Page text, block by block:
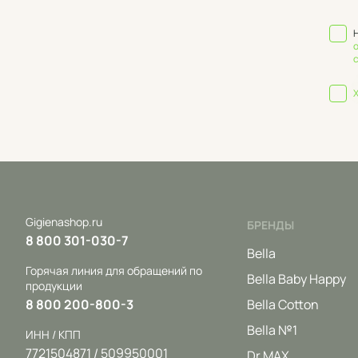
Gigienashop.ru
8 800 301-030-7
Горячая линия для обращений по
продукции
8 800 200-800-3
ИНН / КПП
7721504871 / 509950001
БРЕНДЫ
Bella
Bella Baby Happy
Bella Cotton
Bella №1